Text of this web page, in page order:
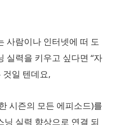
사람이나 인터넷에 떠 도
실력을 키우고 싶다면 “자
것일 텐데요,
시즌의 모든 에피소드)를
실력 향상으로 연결 되